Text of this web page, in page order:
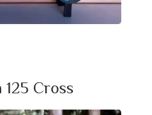
125 Cross